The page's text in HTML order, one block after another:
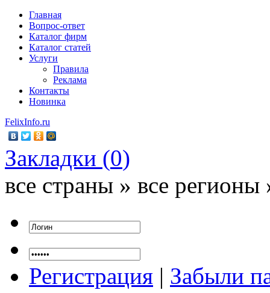
Главная
Вопрос-ответ
Каталог фирм
Каталог статей
Услуги
Правила
Реклама
Контакты
Новинка
FelixInfo.ru
Закладки (0)
все страны » все регионы
Регистрация | Забыли